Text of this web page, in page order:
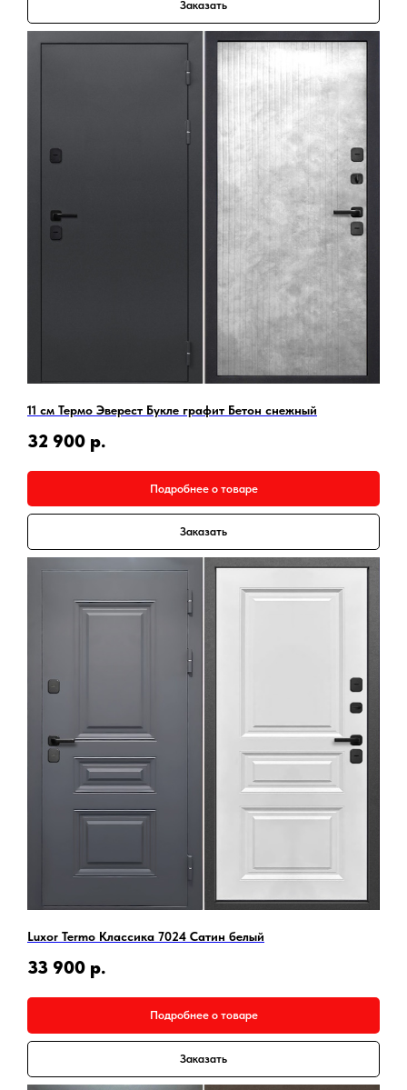
Заказать
11 см Термо Эверест Букле графит Бетон снежный
32 900 р.
Подробнее о товаре
Заказать
Luxor Termo Классика 7024 Сатин белый
33 900 р.
Подробнее о товаре
Заказать